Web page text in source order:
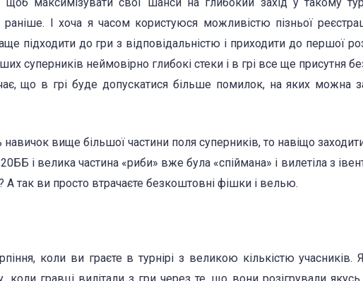
максимізувати свої шанси на глибокий захід у такому
І хоча я часом користуюся можливістю пізньої
підходити до гри з відповідальністю і приходити до першої
суперників неймовірно глибокі стеки і в грі все ще присутня
що в грі буде допускатися більше помилок, на яких можна
вище більшої частини поля суперників, то навіщо
і велика частина «риби» вже була «спіймана» і вилетіла з
А так ви просто втрачаєте безкоштовні фішки і велью.
коли ви граєте в турнірі з великою кількістю учасників.
коли гравці вилітали з гри через те, що вони розігрували